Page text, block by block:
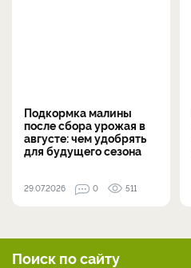
Подкормка малины
после сбора урожая в
августе: чем удобрять
для будущего сезона
29.07.2026 0 511
Поиск по сайту